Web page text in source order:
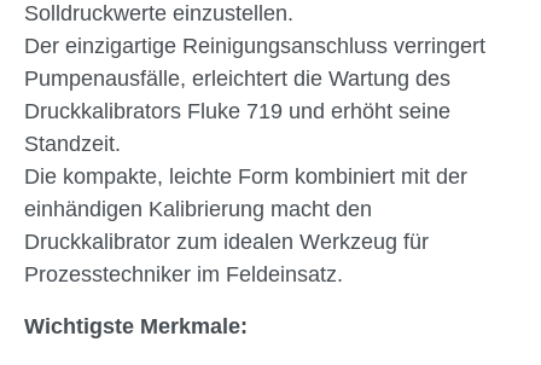
Solldruckwerte einzustellen.
Der einzigartige Reinigungsanschluss verringert
Pumpenausfälle, erleichtert die Wartung des
Druckkalibrators Fluke 719 und erhöht seine
Standzeit.
Die kompakte, leichte Form kombiniert mit der
einhändigen Kalibrierung macht den
Druckkalibrator zum idealen Werkzeug für
Prozesstechniker im Feldeinsatz.
Wichtigste Merkmale: